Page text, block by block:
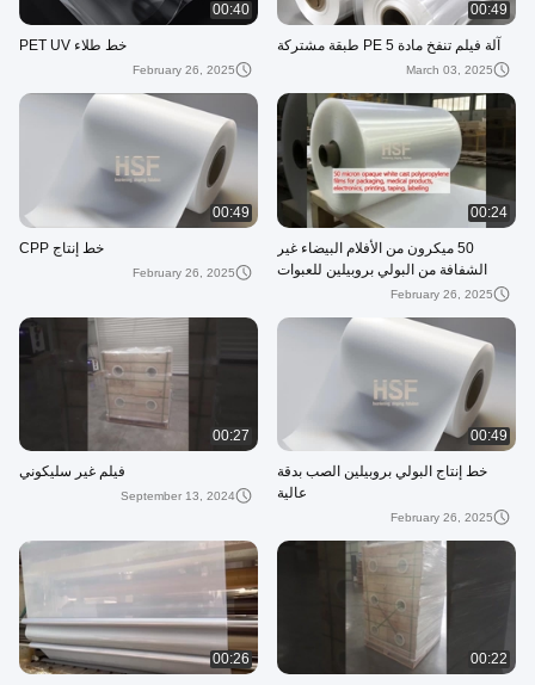
00:49
آلة فيلم تنفخ مادة PE 5 طبقة مشتركة
March 03, 2025
00:40
خط طلاء PET UV
February 26, 2025
00:24
50 ميكرون من الأفلام البيضاء غير
الشفافة من البولي بروبيلين للعبوات
والمنتجات الطبية والإلكترونيات
February 26, 2025
00:49
خط إنتاج CPP
February 26, 2025
00:49
خط إنتاج البولي بروبيلين الصب بدقة
عالية
February 26, 2025
00:27
فيلم غير سليكوني
September 13, 2024
00:22
00:26